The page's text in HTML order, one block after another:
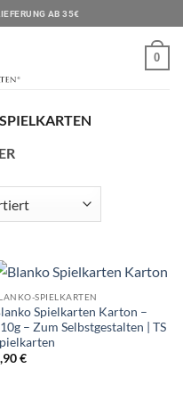
AB 35€
0
SPIELKARTEN
Spielkarten Karton –
– Zum Selbstgestalten | TS
€